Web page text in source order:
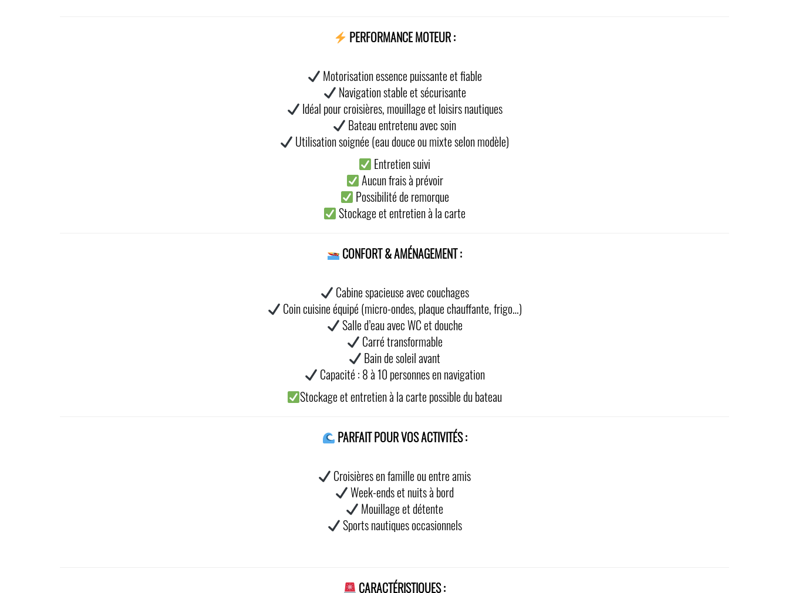
PERFORMANCE MOTEUR :
Motorisation essence puissante et fiable
Navigation stable et sécurisante
Idéal pour croisières, mouillage et loisirs nautiques
Bateau entretenu avec soin
Utilisation soignée (eau douce ou mixte selon modèle)
Entretien suivi
Aucun frais à prévoir
Possibilité de remorque
Stockage et entretien à la carte
CONFORT & AMÉNAGEMENT :
Cabine spacieuse avec couchages
Coin cuisine équipé (micro-ondes, plaque chauffante, frigo…)
Salle d’eau avec WC et douche
Carré transformable
Bain de soleil avant
Capacité : 8 à 10 personnes en navigation
Stockage et entretien à la carte possible du bateau
PARFAIT POUR VOS ACTIVITÉS :
Croisières en famille ou entre amis
Week-ends et nuits à bord
Mouillage et détente
Sports nautiques occasionnels
CARACTÉRISTIQUES :